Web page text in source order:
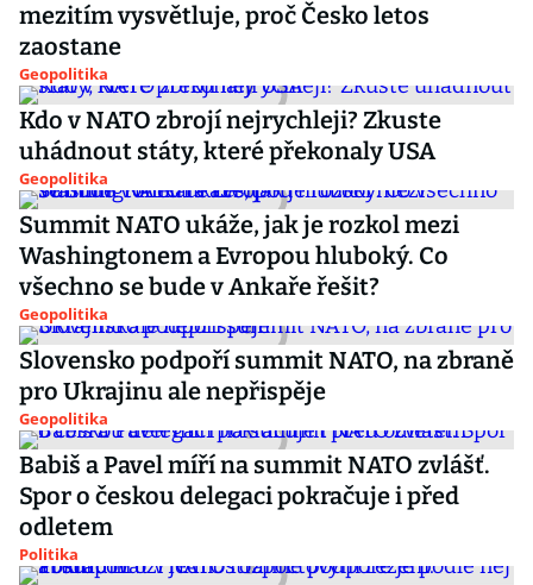
mezitím vysvětluje, proč Česko letos
zaostane
Geopolitika
Kdo v NATO zbrojí nejrychleji? Zkuste
uhádnout státy, které překonaly USA
Geopolitika
Summit NATO ukáže, jak je rozkol mezi
Washingtonem a Evropou hluboký. Co
všechno se bude v Ankaře řešit?
Geopolitika
Slovensko podpoří summit NATO, na zbraně
pro Ukrajinu ale nepřispěje
Geopolitika
Babiš a Pavel míří na summit NATO zvlášť.
Spor o českou delegaci pokračuje i před
odletem
Politika